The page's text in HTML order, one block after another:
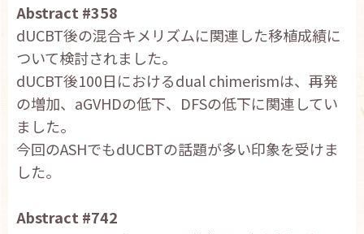
Abstract #358
dUCBT後の混合キメリズムに関連した移植成績に
ついて検討されました。
dUCBT後100日におけるdual chimerismは、再発
の増加、aGVHDの低下、DFSの低下に関連してい
ました。
今回のASHでもdUCBTの話題が多い印象を受けま
した。
Abstract #742